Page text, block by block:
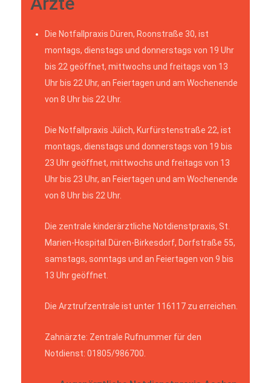
Die Notfallpraxis Düren, Roonstraße 30, ist
montags, dienstags und donnerstags von 19 Uhr
bis 22 geöffnet, mittwochs und freitags von 13
Uhr bis 22 Uhr, an Feiertagen und am Wochenende
von 8 Uhr bis 22 Uhr.
Die Notfallpraxis Jülich, Kurfürstenstraße 22, ist
montags, dienstags und donnerstags von 19 bis
23 Uhr geöffnet, mittwochs und freitags von 13
Uhr bis 23 Uhr, an Feiertagen und am Wochenende
von 8 Uhr bis 22 Uhr.
Die zentrale kinderärztliche Notdienstpraxis, St.
Marien-Hospital Düren-Birkesdorf, Dorfstraße 55,
samstags, sonntags und an Feiertagen von 9 bis
13 Uhr geöffnet.
Die Arztrufzentrale ist unter 116117 zu erreichen.
Zahnärzte: Zentrale Rufnummer für den
Notdienst: 01805/986700.